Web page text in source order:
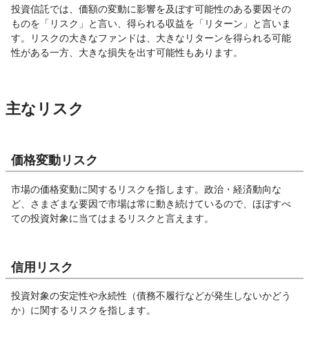
投資信託では、価額の変動に影響を及ぼす可能性のある要因その
ものを「リスク」と言い、得られる収益を「リターン」と言いま
す。リスクの大きなファンドは、大きなリターンを得られる可能
性がある一方、大きな損失を出す可能性もあります。
主なリスク
価格変動リスク
市場の価格変動に関するリスクを指します。政治・経済動向な
ど、さまざまな要因で市場は常に動き続けているので、ほぼすべ
ての投資対象に当てはまるリスクと言えます。
信用リスク
投資対象の安定性や永続性（債務不履行などが発生しないかどう
か）に関するリスクを指します。